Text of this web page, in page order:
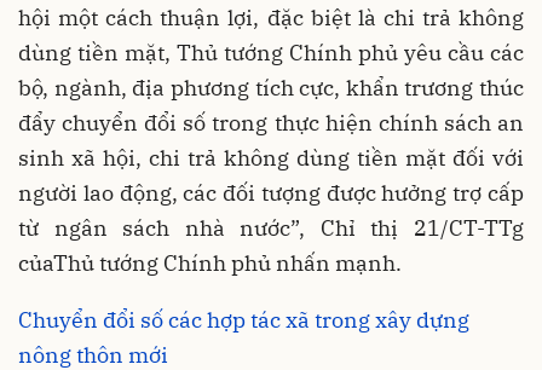
hội một cách thuận lợi, đặc biệt là chi trả không
dùng tiền mặt, Thủ tướng Chính phủ yêu cầu các
bộ, ngành, địa phương tích cực, khẩn trương thúc
đẩy chuyển đổi số trong thực hiện chính sách an
sinh xã hội, chi trả không dùng tiền mặt đối với
người lao động, các đối tượng được hưởng trợ cấp
từ ngân sách nhà nước”, Chỉ thị 21/CT-TTg
củaThủ tướng Chính phủ nhấn mạnh.
Chuyển đổi số các hợp tác xã trong xây dựng
nông thôn mới